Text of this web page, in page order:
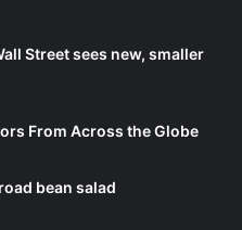
Street sees new, smaller
From Across the Globe
bean salad